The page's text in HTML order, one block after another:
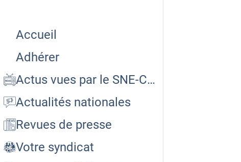
Accueil
Adhérer
Actus vues par le SNE-CGC CEMP
Actualités nationales
Revues de presse
Votre syndicat